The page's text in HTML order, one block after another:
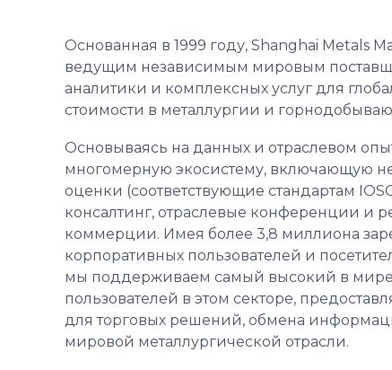
Основанная в 1999 году, Shanghai Metals
ведущим независимым мировым
аналитики и комплексных услуг для
стоимости в металлургии и
Основываясь на данных и отраслевом
многомерную экосистему, включающую
оценки (соответствующие стандартам
консалтинг, отраслевые конференции и
коммерции. Имея более 3,8 миллиона
корпоративных пользователей и
мы поддерживаем самый высокий в мире
пользователей в этом секторе,
для торговых решений, обмена
мировой металлургической отрасли.